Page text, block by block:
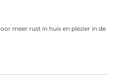
meer rust in huis en plezier in de